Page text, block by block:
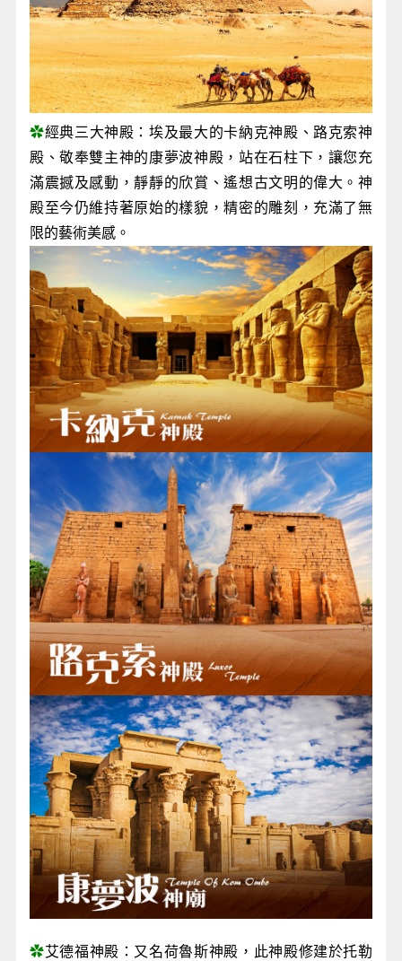
✿經典三大神殿：埃及最大的卡納克神殿、路克索神
殿、敬奉雙主神的康夢波神殿，站在石柱下，讓您充
滿震撼及感動，靜靜的欣賞、遙想古文明的偉大。神
殿至今仍維持著原始的樣貌，精密的雕刻，充滿了無
限的藝術美感。
✿艾德福神殿：又名荷魯斯神殿，此神殿修建於托勒